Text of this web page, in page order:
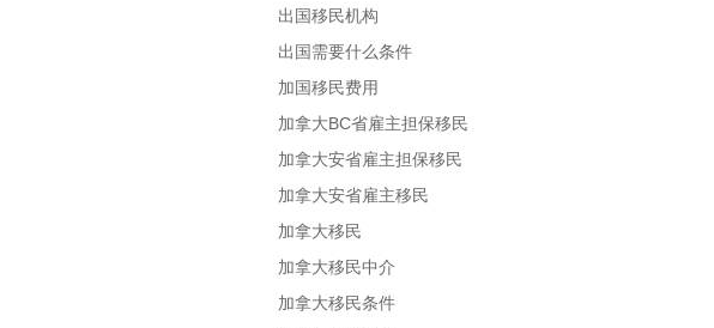
出国移民机构
出国需要什么条件
加国移民费用
加拿大BC省雇主担保移民
加拿大安省雇主担保移民
加拿大安省雇主移民
加拿大移民
加拿大移民中介
加拿大移民条件